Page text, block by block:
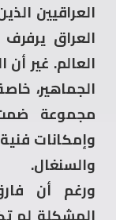
العراقيين
العراق
العالم. غير
الجماهير،
مجموعة ضمت
وإمكانات فنية
والسنغال.
ورغم أن